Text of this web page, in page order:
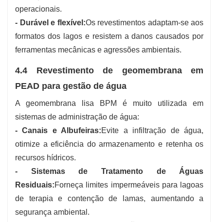
operacionais.
- Durável e flexível:Os revestimentos adaptam-se aos
formatos dos lagos e resistem a danos causados ​​por
ferramentas mecânicas e agressões ambientais.
4.4 Revestimento de geomembrana em
PEAD para gestão de água
A geomembrana lisa BPM é muito utilizada em
sistemas de administração de água:
- Canais e Albufeiras:Evite a infiltração de água,
otimize a eficiência do armazenamento e retenha os
recursos hídricos.
- Sistemas de Tratamento de Águas
Residuais:Forneça limites impermeáveis ​​para lagoas
de terapia e contenção de lamas, aumentando a
segurança ambiental.